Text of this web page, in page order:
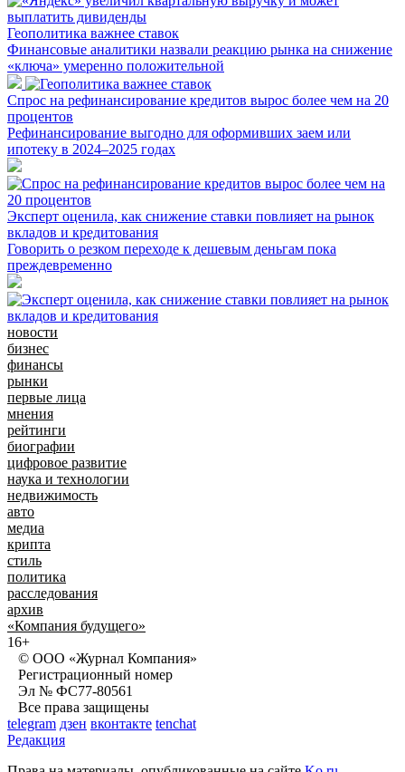
Геополитика важнее ставок
Финансовые аналитики назвали реакцию рынка на снижение
«ключа» умеренно положительной
Спрос на рефинансирование кредитов вырос более чем на 20
процентов
Рефинансирование выгодно для оформивших заем или
ипотеку в 2024–2025 годах
Эксперт оценила, как снижение ставки повлияет на рынок
вкладов и кредитования
Говорить о резком переходе к дешевым деньгам пока
преждевременно
новости
бизнес
финансы
рынки
первые лица
мнения
рейтинги
биографии
цифровое развитие
наука и технологии
недвижимость
авто
медиа
крипта
стиль
политика
расследования
архив
«Компания будущего»
16+
© ООО «Журнал Компания»
Регистрационный номер
Эл № ФС77-80561
Все права защищены
telegram дзен вконтакте tenchat
Редакция